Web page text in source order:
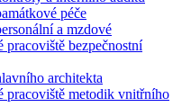
péče
a mzdové
pracoviště bezpečnostní
architekta
pracoviště metodik vnitřního